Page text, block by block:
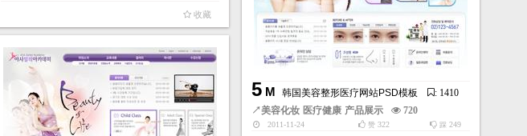
收藏
5M 韩国美容整形医疗网站PSD模板
: 1410
↗美容化妆 医疗健康 产品展示 720
2011-11-24 踩 249
赞322